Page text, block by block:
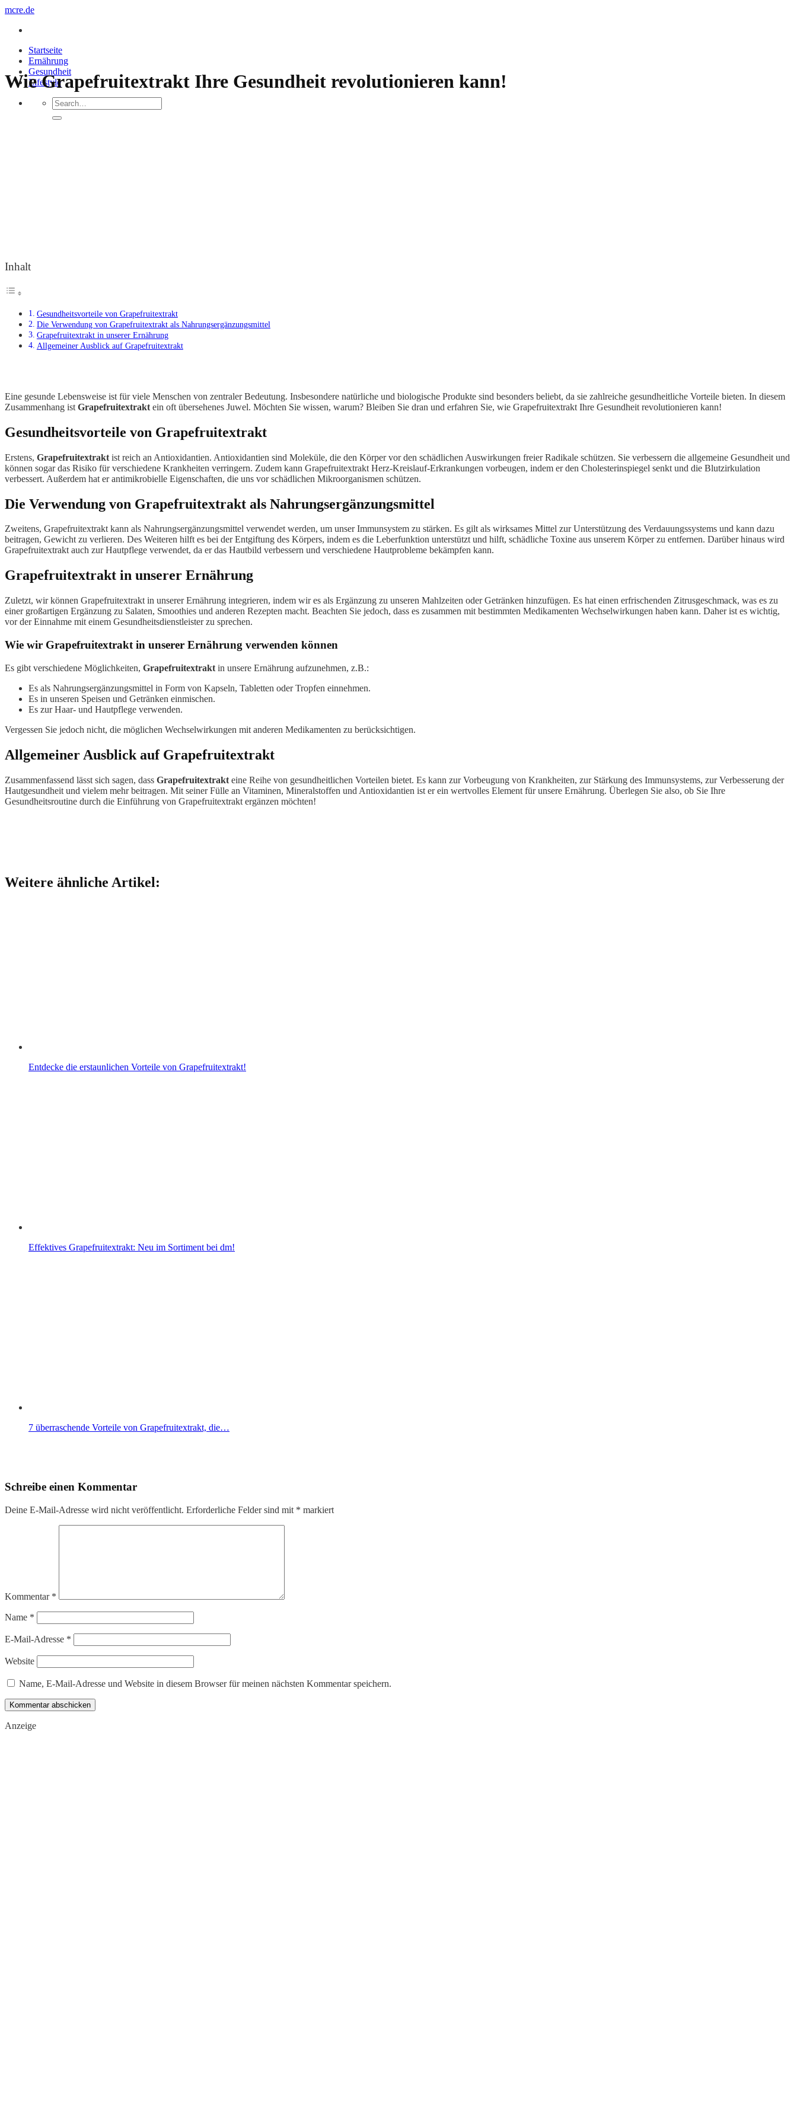
Zum
springen
mcre.de
Startseite
Ernährung
Gesundheit
Lifestyle
Wie Grapefruitextrakt Ihre Gesundheit revolutionieren kann!
Inhalt
Gesundheitsvorteile von Grapefruitextrakt
Die Verwendung von Grapefruitextrakt als Nahrungsergänzungsmittel
Grapefruitextrakt in unserer Ernährung
Allgemeiner Ausblick auf Grapefruitextrakt
Eine gesunde Lebensweise ist für viele Menschen von zentraler Bedeutung. Insbesondere natürliche und biologische Produkte sind besonders beliebt, da sie zahlreiche gesundheitliche Vorteile bieten. In diesem
Zusammenhang ist Grapefruitextrakt ein oft übersehenes Juwel. Möchten Sie wissen, warum? Bleiben Sie dran und erfahren Sie, wie Grapefruitextrakt Ihre Gesundheit revolutionieren kann!
Gesundheitsvorteile von Grapefruitextrakt
Erstens, Grapefruitextrakt ist reich an Antioxidantien. Antioxidantien sind Moleküle, die den Körper vor den schädlichen Auswirkungen freier Radikale schützen. Sie verbessern die allgemeine Gesundheit und
können sogar das Risiko für verschiedene Krankheiten verringern. Zudem kann Grapefruitextrakt Herz-Kreislauf-Erkrankungen vorbeugen, indem er den Cholesterinspiegel senkt und die Blutzirkulation
verbessert. Außerdem hat er antimikrobielle Eigenschaften, die uns vor schädlichen Mikroorganismen schützen.
Die Verwendung von Grapefruitextrakt als Nahrungsergänzungsmittel
Zweitens, Grapefruitextrakt kann als Nahrungsergänzungsmittel verwendet werden, um unser Immunsystem zu stärken. Es gilt als wirksames Mittel zur Unterstützung des Verdauungssystems und kann dazu
beitragen, Gewicht zu verlieren. Des Weiteren hilft es bei der Entgiftung des Körpers, indem es die Leberfunktion unterstützt und hilft, schädliche Toxine aus unserem Körper zu entfernen. Darüber hinaus wird
Grapefruitextrakt auch zur Hautpflege verwendet, da er das Hautbild verbessern und verschiedene Hautprobleme bekämpfen kann.
Grapefruitextrakt in unserer Ernährung
Zuletzt, wir können Grapefruitextrakt in unserer Ernährung integrieren, indem wir es als Ergänzung zu unseren Mahlzeiten oder Getränken hinzufügen. Es hat einen erfrischenden Zitrusgeschmack, was es zu
einer großartigen Ergänzung zu Salaten, Smoothies und anderen Rezepten macht. Beachten Sie jedoch, dass es zusammen mit bestimmten Medikamenten Wechselwirkungen haben kann. Daher ist es wichtig,
vor der Einnahme mit einem Gesundheitsdienstleister zu sprechen.
Wie wir Grapefruitextrakt in unserer Ernährung verwenden können
Es gibt verschiedene Möglichkeiten, Grapefruitextrakt in unsere Ernährung aufzunehmen, z.B.:
Es als Nahrungsergänzungsmittel in Form von Kapseln, Tabletten oder Tropfen einnehmen.
Es in unseren Speisen und Getränken einmischen.
Es zur Haar- und Hautpflege verwenden.
Vergessen Sie jedoch nicht, die möglichen Wechselwirkungen mit anderen Medikamenten zu berücksichtigen.
Allgemeiner Ausblick auf Grapefruitextrakt
Zusammenfassend lässt sich sagen, dass Grapefruitextrakt eine Reihe von gesundheitlichen Vorteilen bietet. Es kann zur Vorbeugung von Krankheiten, zur Stärkung des Immunsystems, zur Verbesserung der
Hautgesundheit und vielem mehr beitragen. Mit seiner Fülle an Vitaminen, Mineralstoffen und Antioxidantien ist er ein wertvolles Element für unsere Ernährung. Überlegen Sie also, ob Sie Ihre
Gesundheitsroutine durch die Einführung von Grapefruitextrakt ergänzen möchten!
Weitere ähnliche Artikel:
Entdecke die erstaunlichen Vorteile von Grapefruitextrakt!
Effektives Grapefruitextrakt: Neu im Sortiment bei dm!
7 überraschende Vorteile von Grapefruitextrakt, die…
Schreibe einen Kommentar
Deine E-Mail-Adresse wird nicht veröffentlicht. Erforderliche Felder sind mit * markiert
Kommentar *
Name *
E-Mail-Adresse *
Website
Name, E-Mail-Adresse und Website in diesem Browser für meinen nächsten Kommentar speichern.
Anzeige